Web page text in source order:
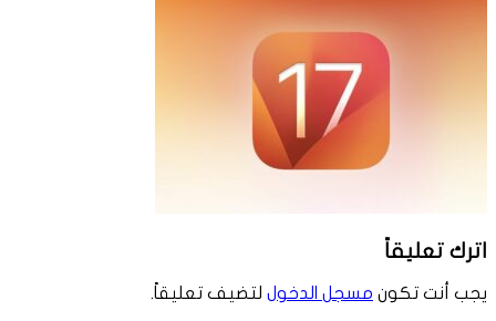
اترك تعليقاً
يجب أنت تكون مسجل الدخول لتضيف تعليقاً.